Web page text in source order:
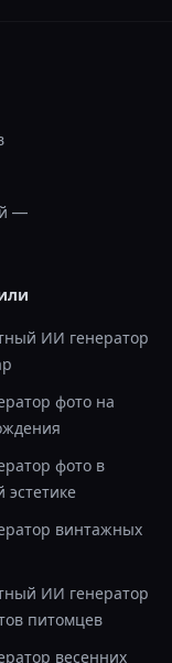
—
ИИ генератор
фото на
фото в
эстетике
винтажных
ИИ генератор
питомцев
весенних